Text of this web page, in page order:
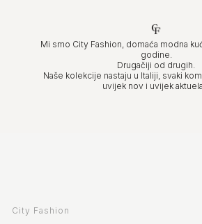
Mi smo City Fashion, domaća modna
godine.
Drugačiji od drugih.
Naše kolekcije nastaju u Italiji, svaki
uvijek nov i uvijek
City Fashion